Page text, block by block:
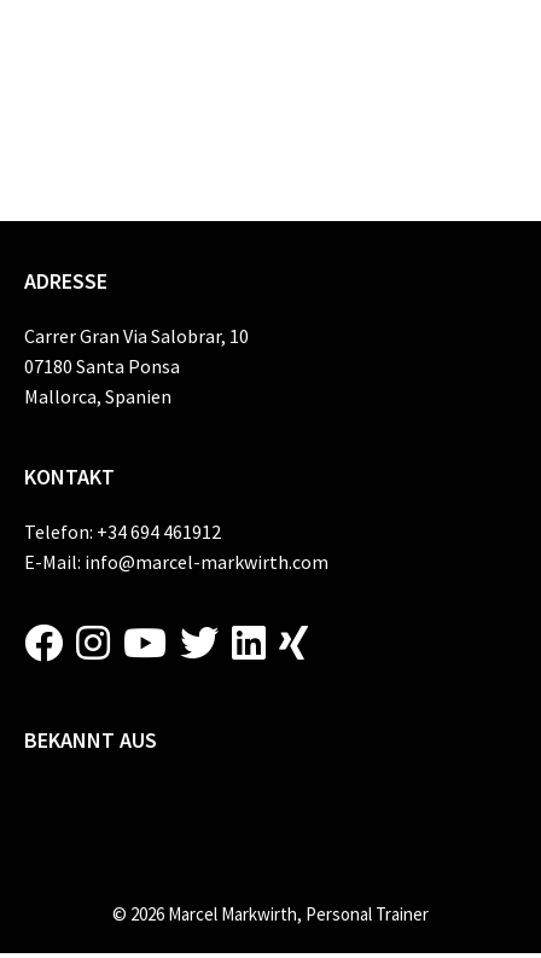
ADRESSE
Carrer Gran Via Salobrar, 10
07180 Santa Ponsa
Mallorca, Spanien
KONTAKT
Telefon: +34 694 461912
E-Mail: info@marcel-markwirth.com
BEKANNT AUS
© 2026 Marcel Markwirth, Personal Trainer